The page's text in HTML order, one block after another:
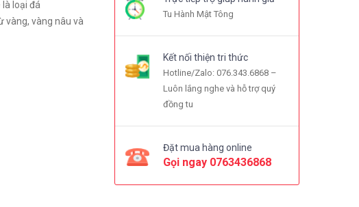
loại đá
vàng, vàng nâu và
Tu Hành Mật Tông
Kết nối thiện tri thức
Hotline/Zalo: 076.343.6868 –
Luôn lắng nghe và hỗ trợ quý
đồng tu
Đặt mua hàng online
Gọi ngay 0763436868